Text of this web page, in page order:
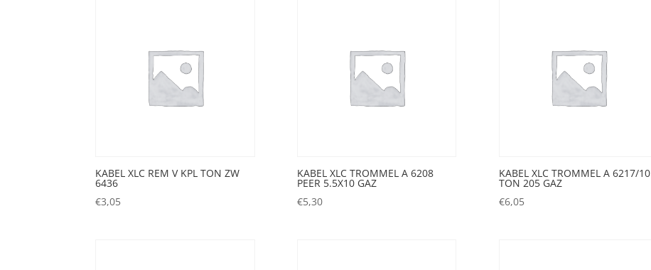
KABEL XLC REM V KPL TON ZW
6436
€3,05
KABEL XLC TROMMEL A 6208
PEER 5.5X10 GAZ
€5,30
KABEL XLC TROMMEL A 6217/10
TON 205 GAZ
€6,05